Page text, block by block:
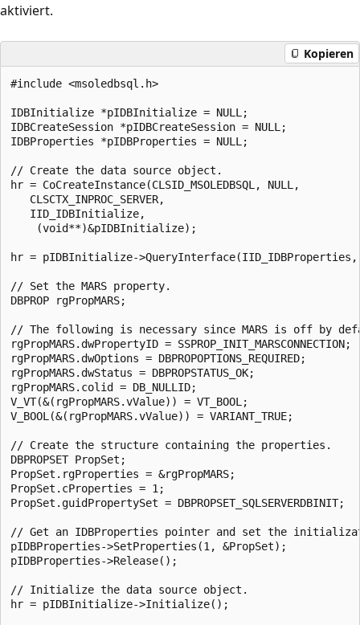
aktiviert.
Kopieren
#include <msoledbsql.h>
IDBInitialize *pIDBInitialize = NULL;
IDBCreateSession *pIDBCreateSession = NULL;
IDBProperties *pIDBProperties = NULL;
// Create the data source object.
hr = CoCreateInstance(CLSID_MSOLEDBSQL, NULL,
   CLSCTX_INPROC_SERVER,
   IID_IDBInitialize,
    (void**)&pIDBInitialize);
hr = pIDBInitialize-
// Set the MARS property.
DBPROP rgPropMARS;
// The following is necessary since MARS is off by
rgPropMARS.dwPropertyID =
rgPropMARS.dwOptions = DBPROPOPTIONS_REQUIRED;
rgPropMARS.dwStatus = DBPROPSTATUS_OK;
rgPropMARS.colid = DB_NULLID;
V_VT(&(rgPropMARS.vValue)) = VT_BOOL;
V_BOOL(&(rgPropMARS.vValue)) = VARIANT_TRUE;
// Create the structure containing the properties.
DBPROPSET PropSet;
PropSet.rgProperties = &rgPropMARS;
PropSet.cProperties = 1;
PropSet.guidPropertySet = DBPROPSET_SQLSERVERDBINIT;
// Get an IDBProperties pointer and set the
pIDBProperties->SetProperties(1, &PropSet);
pIDBProperties->Release();
// Initialize the data source object.
hr = pIDBInitialize->Initialize();